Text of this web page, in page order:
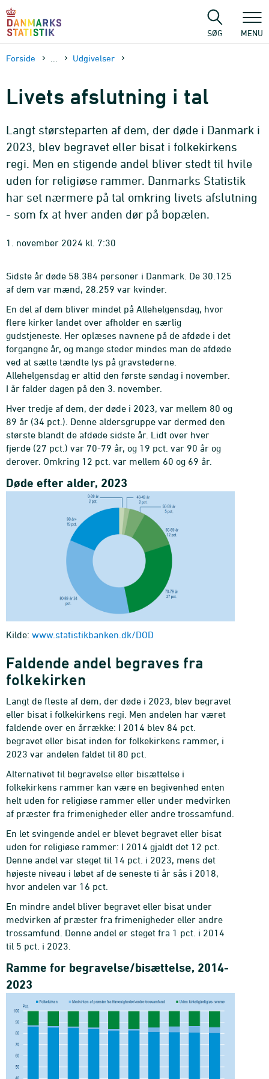
sidens
SØG MENU
Forside Udgivelser
Livets afslutning i tal
Langt størsteparten af dem, der døde i Danmark i
2023, blev begravet eller bisat i folkekirkens
regi. Men en stigende andel bliver stedt til hvile
uden for religiøse rammer. Danmarks Statistik
har set nærmere på tal omkring livets afslutning
- som fx at hver anden dør på bopælen.
1. november 2024 kl. 7:30
Sidste år døde 58.384 personer i Danmark. De 30.125
af dem var mænd, 28.259 var kvinder.
En del af dem bliver mindet på Allehelgensdag, hvor
flere kirker landet over afholder en særlig
gudstjeneste. Her oplæses navnene på de afdøde i det
forgangne år, og mange steder mindes man de afdøde
ved at sætte tændte lys på gravstederne.
Allehelgensdag er altid den første søndag i november.
I år falder dagen på den 3. november.
Hver tredje af dem, der døde i 2023, var mellem 80 og
89 år (34 pct.). Denne aldersgruppe var dermed den
største blandt de afdøde sidste år. Lidt over hver
fjerde (27 pct.) var 70-79 år, og 19 pct. var 90 år og
derover. Omkring 12 pct. var mellem 60 og 69 år.
Døde efter alder, 2023
Kilde: www.statistikbanken.dk/DOD
Faldende andel begraves fra
folkekirken
Langt de fleste af dem, der døde i 2023, blev begravet
eller bisat i folkekirkens regi. Men andelen har været
faldende over en årrække: I 2014 blev 84 pct.
begravet eller bisat inden for folkekirkens rammer, i
2023 var andelen faldet til 80 pct.
Alternativet til begravelse eller bisættelse i
folkekirkens rammer kan være en begivenhed enten
helt uden for religiøse rammer eller under medvirken
af præster fra frimenigheder eller andre trossamfund.
En let svingende andel er blevet begravet eller bisat
uden for religiøse rammer: I 2014 gjaldt det 12 pct.
Denne andel var steget til 14 pct. i 2023, mens det
højeste niveau i løbet af de seneste ti år sås i 2018,
hvor andelen var 16 pct.
En mindre andel bliver begravet eller bisat under
medvirken af præster fra frimenigheder eller andre
trossamfund. Denne andel er steget fra 1 pct. i 2014
til 5 pct. i 2023.
Ramme for begravelse/bisættelse, 2014-
2023